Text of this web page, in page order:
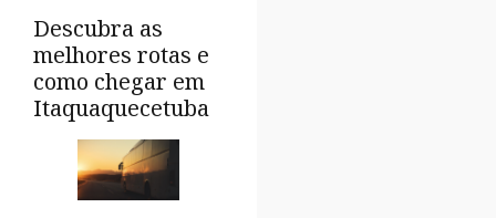
Descubra as
melhores rotas e
como chegar em
Itaquaquecetuba